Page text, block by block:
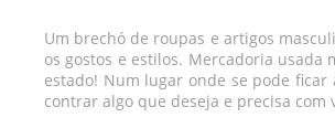
Um brechó de roupas e artigos
os gostos e es­ti­los. Mer­cado­ria us­ada
es­tado! Num lu­gar onde se pode
con­trar algo que deseja e pre­cisa com